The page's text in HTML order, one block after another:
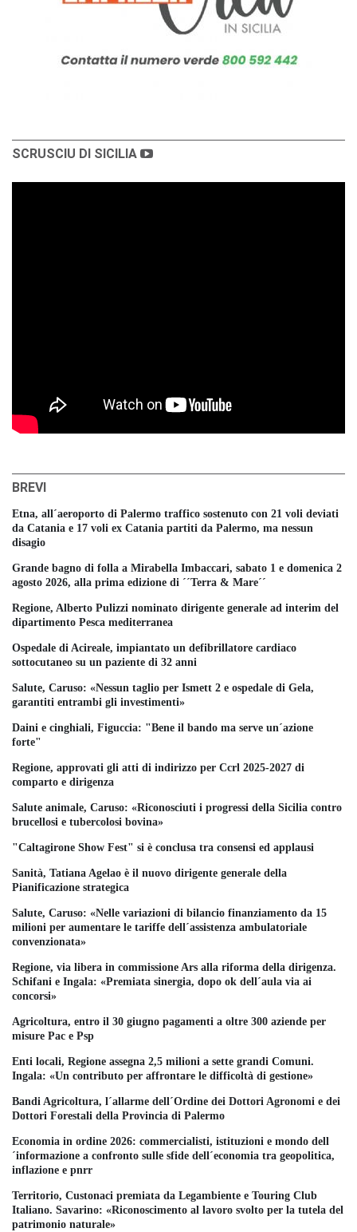
SCRUSCIU DI SICILIA
BREVI
Etna, all´aeroporto di Palermo traffico sostenuto con 21 voli deviati
da Catania e 17 voli ex Catania partiti da Palermo, ma nessun
disagio
Grande bagno di folla a Mirabella Imbaccari, sabato 1 e domenica 2
agosto 2026, alla prima edizione di ´´Terra & Mare´´
Regione, Alberto Pulizzi nominato dirigente generale ad interim del
dipartimento Pesca mediterranea
Ospedale di Acireale, impiantato un defibrillatore cardiaco
sottocutaneo su un paziente di 32 anni
Salute, Caruso: «Nessun taglio per Ismett 2 e ospedale di Gela,
garantiti entrambi gli investimenti»
Daini e cinghiali, Figuccia: "Bene il bando ma serve un´azione
forte"
Regione, approvati gli atti di indirizzo per Ccrl 2025-2027 di
comparto e dirigenza
Salute animale, Caruso: «Riconosciuti i progressi della Sicilia contro
brucellosi e tubercolosi bovina»
"Caltagirone Show Fest" si è conclusa tra consensi ed applausi
Sanità, Tatiana Agelao è il nuovo dirigente generale della
Pianificazione strategica
Salute, Caruso: «Nelle variazioni di bilancio finanziamento da 15
milioni per aumentare le tariffe dell´assistenza ambulatoriale
convenzionata»
Regione, via libera in commissione Ars alla riforma della dirigenza.
Schifani e Ingala: «Premiata sinergia, dopo ok dell´aula via ai
concorsi»
Agricoltura, entro il 30 giugno pagamenti a oltre 300 aziende per
misure Pac e Psp
Enti locali, Regione assegna 2,5 milioni a sette grandi Comuni.
Ingala: «Un contributo per affrontare le difficoltà di gestione»
Bandi Agricoltura, l´allarme dell´Ordine dei Dottori Agronomi e dei
Dottori Forestali della Provincia di Palermo
Economia in ordine 2026: commercialisti, istituzioni e mondo dell
´informazione a confronto sulle sfide dell´economia tra geopolitica,
inflazione e pnrr
Territorio, Custonaci premiata da Legambiente e Touring Club
Italiano. Savarino: «Riconoscimento al lavoro svolto per la tutela del
patrimonio naturale»